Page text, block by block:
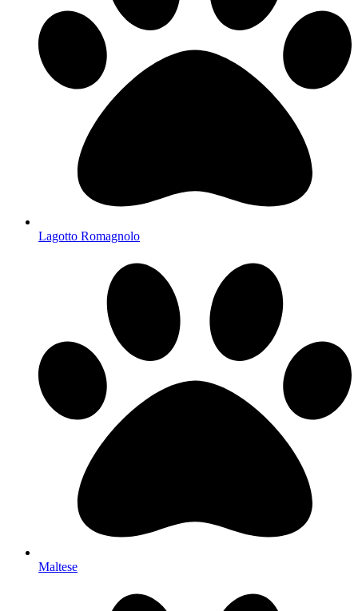
Lagotto Romagnolo
Maltese